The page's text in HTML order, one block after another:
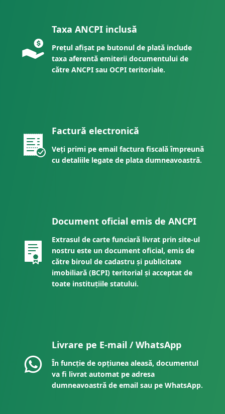
Taxa ANCPI inclusă
Prețul afișat pe butonul de plată include
taxa aferentă emiterii documentului de
către ANCPI sau OCPI teritoriale.
Factură electronică
Veți primi pe email factura fiscală împreună
cu detaliile legate de plata dumneavoastră.
Document oficial emis de ANCPI
Extrasul de carte funciară livrat prin site-ul
nostru este un document oficial, emis de
către biroul de cadastru și publicitate
imobiliară (BCPI) teritorial și acceptat de
toate instituțiile statului.
Livrare pe E-mail / WhatsApp
În funcție de opțiunea aleasă, documentul
va fi livrat automat pe adresa
dumneavoastră de email sau pe WhatsApp.